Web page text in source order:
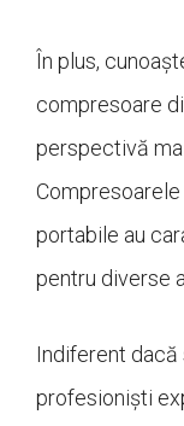
În plus,
compresoare
perspectivă
portabile au
pentru diverse
Indiferent dacă
profesioniști